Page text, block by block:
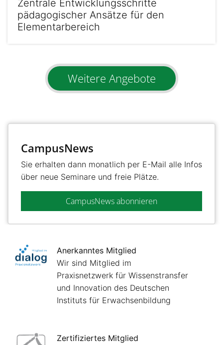
Zentrale Entwicklungsschritte
pädagogischer Ansätze für den
Elementarbereich
Weitere Angebote
CampusNews
Sie erhalten dann monatlich per E-Mail alle Infos
über neue Seminare und freie Plätze.
CampusNews abonnieren
Anerkanntes Mitglied
Wir sind Mitglied im
Praxisnetzwerk für Wissenstransfer
und Innovation des Deutschen
Instituts für Erwachsenbildung
Zertifiziertes Mitglied